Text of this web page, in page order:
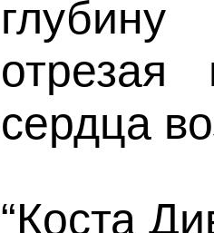
глубину
сердца
“Коста